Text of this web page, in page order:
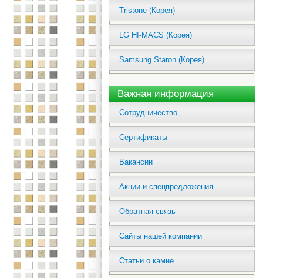
Tristone (Корея)
LG HI-MACS (Корея)
Samsung Staron (Корея)
Важная информация
Сотрудничество
Сертификаты
Вакансии
Акции и спецпредложения
Обратная связь
Сайты нашей компании
Статьи о камне